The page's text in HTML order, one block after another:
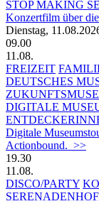
STOP MAKING
Konzertfilm über
Dienstag,
09.00
11.08.
FREIZEIT
DEUTSCHES
DIGITALE
Digitale
Actionbound. >>
19.30
11.08.
DISCO/PARTY
SERENADENHOF